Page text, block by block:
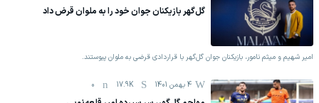
گل‌گهر بازیکنان جوان خود را به ملوان قرض داد
امیر شهیم و میثم نامور، بازیکنان جوان گل‌گهر با قراردادی قرضی به ملوان پیوستند.
4 بهمن 1401 17.9K
0